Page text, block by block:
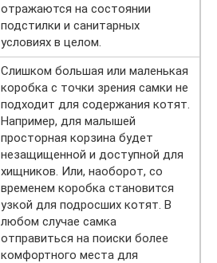
отражаются на состоянии
подстилки и санитарных
условиях в целом.
Слишком большая или маленькая
коробка с точки зрения самки не
подходит для содержания котят.
Например, для малышей
просторная корзина будет
незащищенной и доступной для
хищников. Или, наоборот, со
временем коробка становится
узкой для подросших котят. В
любом случае самка
отправиться на поиски более
комфортного места для